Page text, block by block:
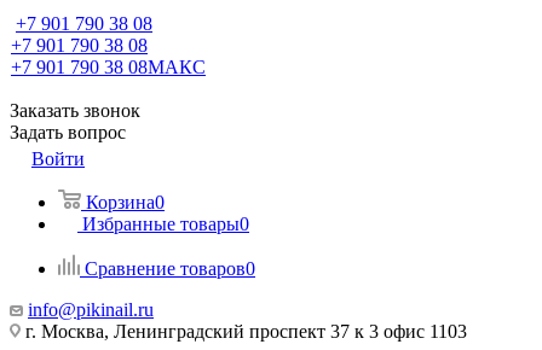
+7 901 790 38 08
+7 901 790 38 08
+7 901 790 38 08МАКС
Заказать звонок
Задать вопрос
Войти
Корзина0
Избранные товары0
Сравнение товаров0
info@pikinail.ru
г. Москва, Ленинградский проспект 37 к 3 офис 1103